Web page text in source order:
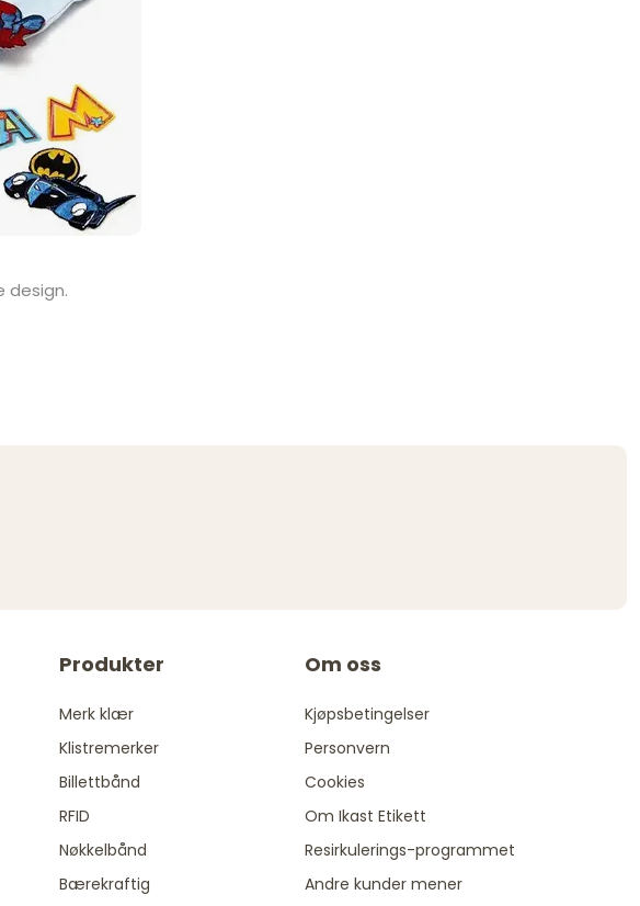
design.
Produkter
Merk klær
Klistremerker
Billettbånd
RFID
Nøkkelbånd
Bærekraftig
Om oss
Kjøpsbetingelser
Personvern
Cookies
Om Ikast Etikett
Resirkulerings-programmet
Andre kunder mener